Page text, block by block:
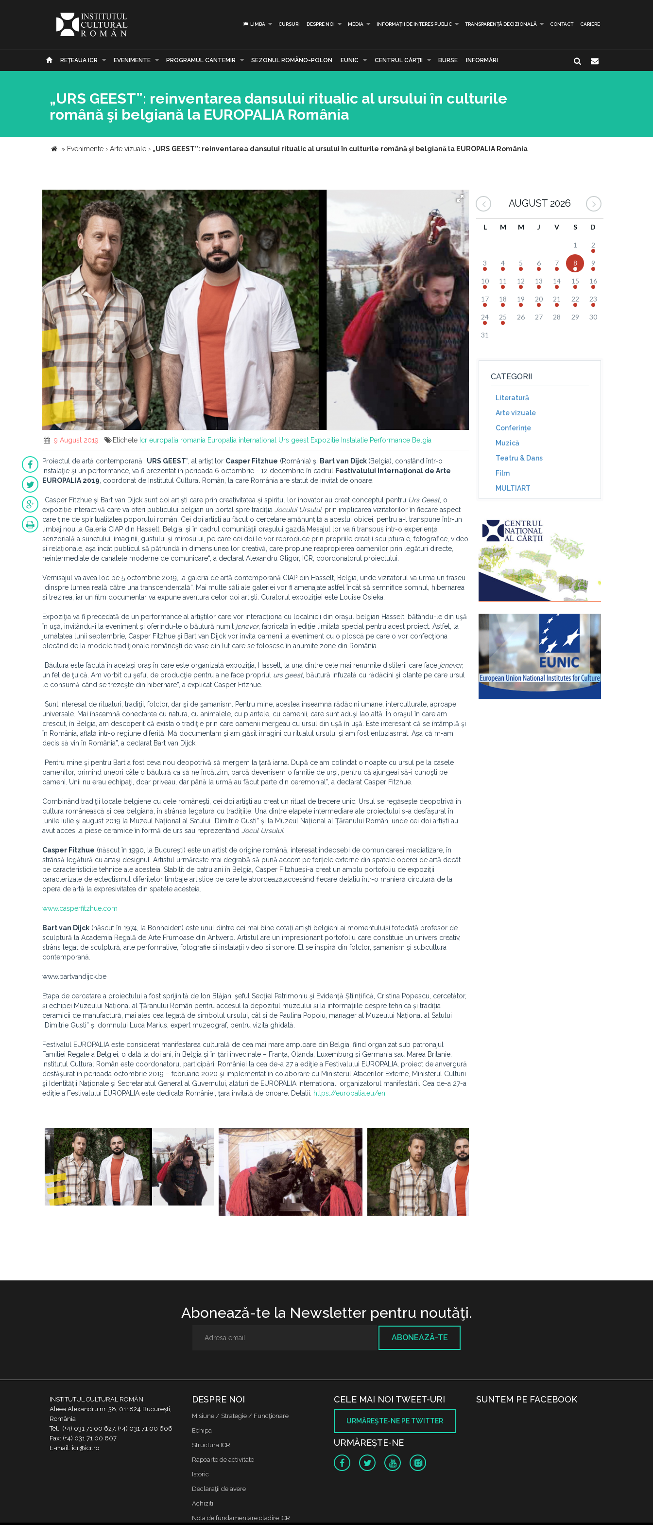
LIMBA CURSURI DESPRE NOI MEDIA INFORMAȚII DE INTERES PUBLIC TRANSPARENȚĂ DECIZIONALĂ CONTACT CARIERE
REŢEAUA ICR EVENIMENTE PROGRAMUL CANTEMIR SEZONUL ROMÂNO-POLON EUNIC CENTRUL CĂRŢII BURSE INFORMĂRI
„URS GEEST”: reinventarea dansului ritualic al ursului în culturile
română şi belgiană la EUROPALIA România
» Evenimente › Arte vizuale › „URS GEEST”: reinventarea dansului ritualic al ursului în culturile română şi belgiană la EUROPALIA România
9 August 2019 Etichete Icr europalia romania Europalia international Urs geest Expozitie Instalatie Performance Belgia
Proiectul de artă contemporană „URS GEEST”, al artiştilor Casper Fitzhue (România) şi Bart van Dijck (Belgia), constând într-o
instalaţie şi un performance, va fi prezentat în perioada 6 octombrie - 12 decembrie în cadrul
Festivalului Internaţional de Arte
EUROPALIA 2019 , coordonat de Institutul Cultural Român, la care România are statut de invitat de onoare.
„Casper Fitzhue și Bart van Dijck sunt doi artiști care prin creativitatea și spiritul lor inovator au creat conceptul pentru Urs Geest, o
expoziție interactivă care va oferi publicului belgian un portal spre tradiția Jocului Ursului, prin implicarea vizitatorilor în fiecare aspect
care ține de spiritualitatea poporului român. Cei doi artiști au făcut o cercetare amănunțită a acestui obicei, pentru a-l transpune într-un
limbaj nou la Galeria CIAP din Hasselt, Belgia, și în cadrul comunității orașului gazdă.Mesajul lor va fi transpus într-o experiență
senzorială a sunetului, imaginii, gustului și mirosului, pe care cei doi le vor reproduce prin propriile creații sculpturale, fotografice, video
și relaționale, așa încât publicul să pătrundă în dimensiunea lor creativă, care propune reapropierea oamenilor prin legături directe,
neintermediate de canalele moderne de comunicare“, a declarat Alexandru Gligor, ICR, coordonatorul proiectului.
Vernisajul va avea loc pe 5 octombrie 2019, la galeria de artă contemporană CIAP din Hasselt, Belgia, unde vizitatorul va urma un traseu
„dinspre lumea reală către una transcendentală“. Mai multe săli ale galeriei vor fi amenajate astfel încât să semnifice somnul, hibernarea
și trezirea, iar un film documentar va expune aventura celor doi artişti. Curatorul expoziţiei este Louise Osieka.
Expoziţia va fi precedată de un performance al artiştilor care vor interacţiona cu localnicii din oraşul belgian Hasselt, bătându-le din uşă
în uşă, invitându-i la eveniment și oferindu-le o băutură numit jenever, fabricată în ediție limitată special pentru acest proiect. Astfel, la
jumătatea lunii septembrie, Casper Fitzhue şi Bart van Dijck vor invita oamenii la eveniment cu o ploscă pe care o vor confecţiona
plecând de la modele tradiţionale româneşti de vase din lut care se folosesc în anumite zone din România.
„Băutura este făcută în acelaşi oraş în care este organizată expoziţia, Hasselt, la una dintre cele mai renumite distilerii care face jenever,
un fel de ţuică. Am vorbit cu şeful de producţie pentru a ne face propriul urs geest, băutură infuzată cu rădăcini şi plante pe care ursul
le consumă când se trezeşte din hibernare”, a explicat Casper Fitzhue.
„Sunt interesat de ritualuri, tradiţii, folclor, dar şi de şamanism. Pentru mine, acestea înseamnă rădăcini umane, interculturale, aproape
universale. Mai înseamnă conectarea cu natura, cu animalele, cu plantele, cu oamenii, care sunt aduşi laolaltă. În oraşul în care am
crescut, în Belgia, am descoperit că exista o tradiţie prin care oamenii mergeau cu ursul din uşă în uşă. Este interesant că se întâmplă şi
în România, aflată într-o regiune diferită. Mă documentam şi am găsit imagini cu ritualul ursului şi am fost entuziasmat. Aşa că m-am
decis să vin în România”, a declarat Bart van Dijck.
„Pentru mine şi pentru Bart a fost ceva nou deopotrivă să mergem la ţară iarna. După ce am colindat o noapte cu ursul pe la casele
oamenilor, primind uneori câte o băutură ca să ne încălzim, parcă devenisem o familie de urşi, pentru că ajungeai să-i cunoşti pe
oameni. Unii nu erau echipaţi, doar priveau, dar până la urmă au făcut parte din ceremonial”, a declarat Casper Fitzhue.
Combinând tradiţii locale belgiene cu cele româneşti, cei doi artişti au creat un ritual de trecere unic. Ursul se regăsește deopotrivă în
cultura românească și cea belgiană, în strânsă legătură cu tradițiile. Una dintre etapele intermediare ale proiectului s-a desfășurat în
lunile iulie și august 2019 la Muzeul Național al Satului „Dimitrie Gusti” și la Muzeul Național al Țăranului Român, unde cei doi artiști au
avut acces la piese ceramice în formă de urs sau reprezentând
Jocul Ursului.
Casper Fitzhue (născut în 1990, la Bucureşti) este un artist de origine română, interesat îndeosebi de comunicareși mediatizare, în
strânsă legătură cu artași designul. Artistul urmărește mai degrabă să pună accent pe forțele externe din spatele operei de artă decât
pe caracteristicile tehnice ale acesteia. Stabilit de patru ani în Belgia, Casper Fitzhueși-a creat un amplu portofoliu de expoziții
caracterizate de eclectismul diferitelor limbaje artistice pe care le abordează,accesând fiecare detaliu într-o manieră circulară de la
opera de artă la expresivitatea din spatele acesteia.
www.casperfitzhue.com
Bart van Dijck (născut în 1974, la Bonheiden) este unul dintre cei mai bine cotați artiști belgieni ai momentuluiși totodată profesor de
sculptură la Academia Regală de Arte Frumoase din Antwerp. Artistul are un impresionant portofoliu care constituie un univers creativ,
strâns legat de sculptură, arte performative, fotografie și instalații video și sonore. El se inspiră din folclor, șamanism și subcultura
contemporană.
www.bartvandijck.be
Etapa de cercetare a proiectului a fost sprijinită de Ion Blăjan, şeful Secţiei Patrimoniu şi Evidenţă Științifică, Cristina Popescu, cercetător,
și echipei Muzeului Național al Țăranului Român pentru accesul la depozitul muzeului și la informațiile despre tehnica și tradiția
ceramicii de manufactură, mai ales cea legată de simbolul ursului, cât și de Paulina Popoiu, manager al Muzeului Național al Satului
„Dimitrie Gusti” și domnului Luca Marius, expert muzeograf, pentru vizita ghidată.
Festivalul EUROPALIA este considerat manifestarea culturală de cea mai mare amploare din Belgia, fiind organizat sub patronajul
Familiei Regale a Belgiei, o dată la doi ani, în Belgia și în țări învecinate – Franța, Olanda, Luxemburg și Germania sau Marea Britanie.
Institutul Cultural Român este coordonatorul participării României la cea de-a 27 a ediţie a Festivalului EUROPALIA, proiect de anvergură
desfășurat în perioada octombrie 2019 – februarie 2020 şi implementat în colaborare cu Ministerul Afacerilor Externe, Ministerul Culturii
şi Identității Naționale și Secretariatul General al Guvernului, alături de EUROPALIA International, organizatorul manifestării. Cea de-a 27-a
ediție a Festivalului EUROPALIA este dedicată României, țara invitată de onoare. Detalii: https://europalia.eu/en
AUGUST 2026
L M M J V S D
1 2
3 4 5 6 7 8 9
10 11 12 13 14 15 16
17 18 19 20 21 22 23
24 25 26 27 28 29 30
31
CATEGORII
Literatură
Arte vizuale
Conferinţe
Muzică
Teatru & Dans
Film
MULTIART
Abonează-te la Newsletter pentru noutăţi.
ABONEAZĂ-TE
INSTITUTUL CULTURAL ROMÂN
Aleea Alexandru nr. 38, 011824 București,
România
Tel.: (+4) 031 71 00 627, (+4) 031 71 00 606
Fax: (+4) 031 71 00 607
E-mail: icr@icr.ro
DESPRE NOI
Misiune / Strategie / Funcţionare
Echipa
Structura ICR
Rapoarte de activitate
Istoric
Declaraţii de avere
Achizitii
Nota de fundamentare cladire ICR
CELE MAI NOI TWEET-URI
URMĂREŞTE-NE PE TWITTER
URMĂREŞTE-NE
SUNTEM PE FACEBOOK